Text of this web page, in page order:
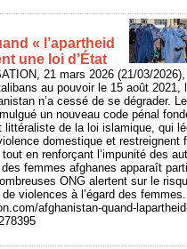
« l’apartheid
une loi d’État
21 mars 2026 (21/03/
au pouvoir le 15 août 2021,
n’a cessé de se dégrader.
un nouveau code pénal
littéraliste de la loi islamique, qui
domestique et restreignent
en renforçant l’impunité des
femmes afghanes apparaît
ONG alertent sur le
violences à l’égard des femmes.
afghanistan-quand-